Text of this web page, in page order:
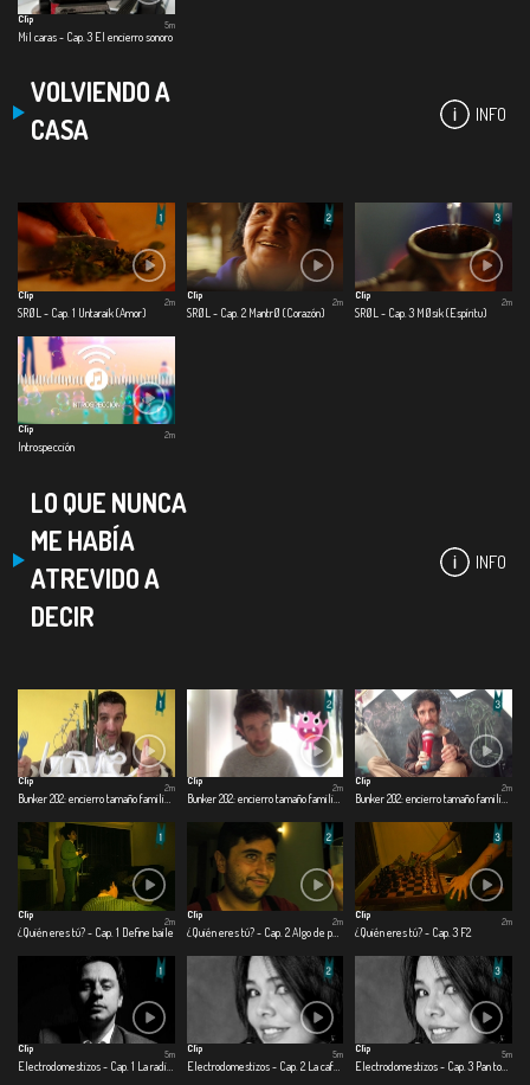
Clip
Mil caras - Cap. 3 El encierro sonoro
5m
VOLVIENDO A
CASA
INFO
Clip
SRØL - Cap. 1 Untaraik (Amor)
2m
Clip
SRØL - Cap. 2 MantrØ (Corazón)
2m
Clip
SRØL - Cap. 3 MØsik (Espíritu)
2m
Clip
Introspección
2m
LO QUE NUNCA
ME HABÍA
ATREVIDO A
DECIR
INFO
Clip
Bunker 202: encierro tamaño familiar - Cap. 1 Día 1
2m
Clip
Bunker 202: encierro tamaño familiar - Cap. 2 Día 60
2m
Clip
Bunker 202: encierro tamaño familiar - Cap. 3 Día 120
2m
Clip
¿Quién eres tú? - Cap. 1 Define baile
2m
Clip
¿Quién eres tú? - Cap. 2 Algo de perspectiva
2m
Clip
¿Quién eres tú? - Cap. 3 F2
2m
Clip
5m
Clip
Electrodomestizos - Cap. 2 La cafetera del amor
5m
Clip
5m